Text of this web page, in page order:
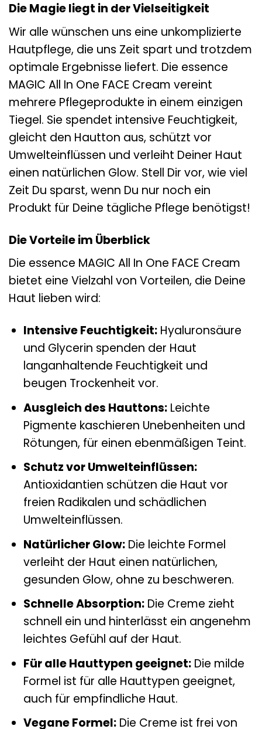
Die Magie liegt in der Vielseitigkeit
Wir alle wünschen uns eine unkomplizierte
Hautpflege, die uns Zeit spart und trotzdem
optimale Ergebnisse liefert. Die essence
MAGIC All In One FACE Cream vereint
mehrere Pflegeprodukte in einem einzigen
Tiegel. Sie spendet intensive Feuchtigkeit,
gleicht den Hautton aus, schützt vor
Umwelteinflüssen und verleiht Deiner Haut
einen natürlichen Glow. Stell Dir vor, wie viel
Zeit Du sparst, wenn Du nur noch ein
Produkt für Deine tägliche Pflege benötigst!
Die Vorteile im Überblick
Die essence MAGIC All In One FACE Cream
bietet eine Vielzahl von Vorteilen, die Deine
Haut lieben wird:
Intensive Feuchtigkeit:Hyaluronsäure
und Glycerin spenden der Haut
langanhaltende Feuchtigkeit und
beugen Trockenheit vor.
Ausgleich des Hauttons:Leichte
Pigmente kaschieren Unebenheiten und
Rötungen, für einen ebenmäßigen Teint.
Schutz vor Umwelteinflüssen:
Antioxidantien schützen die Haut vor
freien Radikalen und schädlichen
Umwelteinflüssen.
Natürlicher Glow:Die leichte Formel
verleiht der Haut einen natürlichen,
gesunden Glow, ohne zu beschweren.
Schnelle Absorption:Die Creme zieht
schnell ein und hinterlässt ein angenehm
leichtes Gefühl auf der Haut.
Für alle Hauttypen geeignet:Die milde
Formel ist für alle Hauttypen geeignet,
auch für empfindliche Haut.
Vegane Formel:Die Creme ist frei von